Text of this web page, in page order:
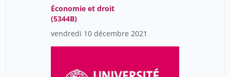
Économie et droit
(5344B)
vendredi 10 décembre 2021